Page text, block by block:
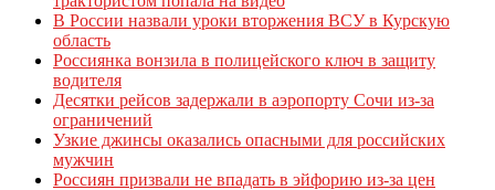
В России назвали уроки вторжения ВСУ в Курскую
область
Россиянка вонзила в полицейского ключ в защиту
водителя
Десятки рейсов задержали в аэропорту Сочи из-за
ограничений
Узкие джинсы оказались опасными для российских
мужчин
Россиян призвали не впадать в эйфорию из-за цен